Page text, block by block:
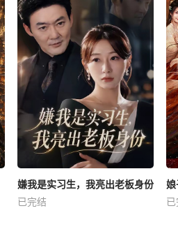
嫌我是实习生，我亮出老板身份
已完结